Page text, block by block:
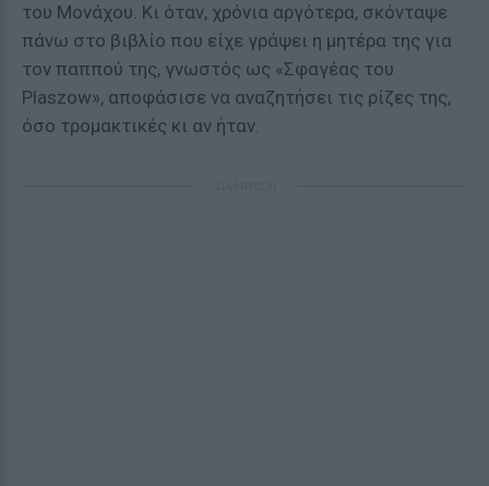
του Μονάχου. Κι όταν, χρόνια αργότερα, σκόνταψε
πάνω στο βιβλίο που είχε γράψει η μητέρα της για
τον παππού της, γνωστός ως «Σφαγέας του
Plaszow», αποφάσισε να αναζητήσει τις ρίζες της,
όσο τρομακτικές κι αν ήταν.